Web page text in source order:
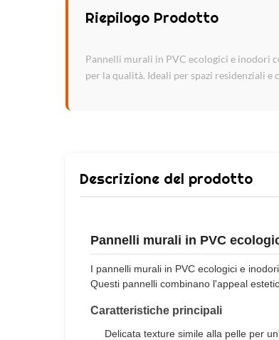
Riepilogo Prodotto
Pannelli murali in PVC ecologici e inodori
per la qualità. Ideali per spazi residenziali e
Descrizione del prodotto
Pannelli murali in PVC
I pannelli murali in PVC ecologici e
Questi pannelli combinano l'appeal
Caratteristiche principali
Delicata texture simile alla pelle per